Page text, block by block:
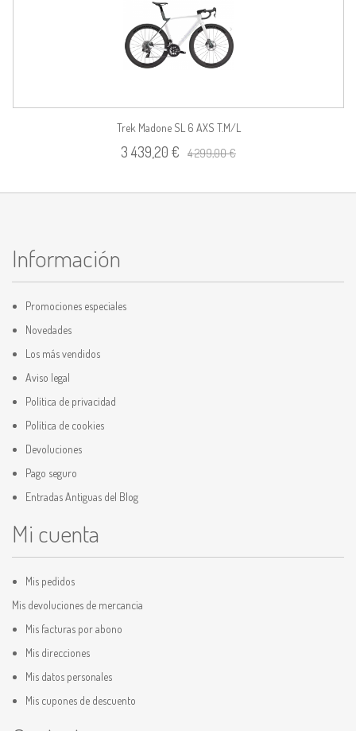
Trek Madone SL 6 AXS T.M/L
3 439,20 € 4 299,00 €
Información
Promociones especiales
Novedades
Los más vendidos
Aviso legal
Política de privacidad
Política de cookies
Devoluciones
Pago seguro
Entradas Antiguas del Blog
Mi cuenta
Mis pedidos
Mis devoluciones de mercancia
Mis facturas por abono
Mis direcciones
Mis datos personales
Mis cupones de descuento